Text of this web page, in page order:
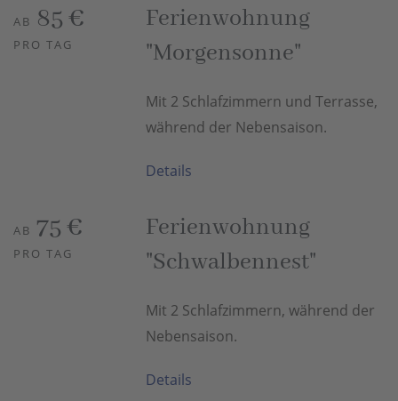
AB 85 €
PRO TAG
Ferienwohnung
"Morgensonne"
Mit 2 Schlafzimmern und Terrasse,
während der Nebensaison.
Details
AB 75 €
PRO TAG
Ferienwohnung
"Schwalbennest"
Mit 2 Schlafzimmern, während der
Nebensaison.
Details